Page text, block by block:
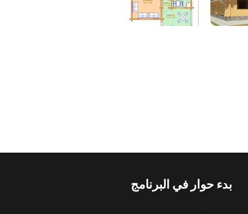
بدء حوار في البرنامج